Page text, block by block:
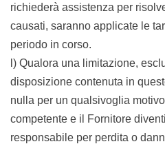
richiederà assistenza per
causati, saranno applicate le
periodo in corso.
l) Qualora una limitazione,
disposizione contenuta in
nulla per un qualsivoglia
competente e il Fornitore
responsabile per perdita o